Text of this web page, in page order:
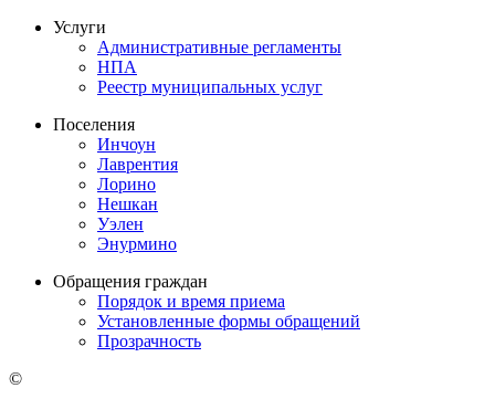
Услуги
Административные регламенты
НПА
Реестр муниципальных услуг
Поселения
Инчоун
Лаврентия
Лорино
Нешкан
Уэлен
Энурмино
Обращения граждан
Порядок и время приема
Установленные формы обращений
Прозрачность
©